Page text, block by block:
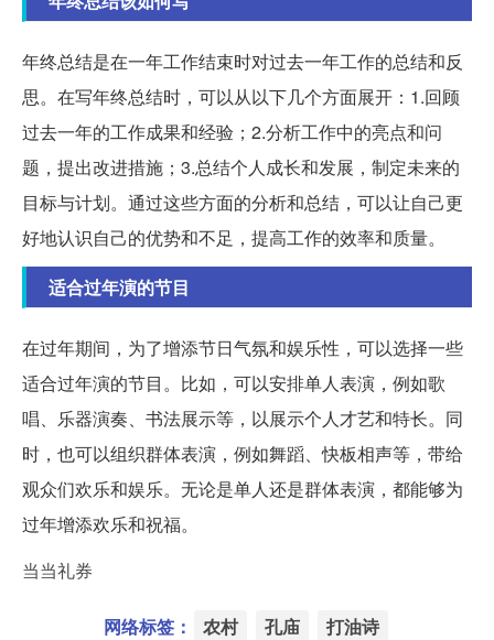
年终总结是在一年工作结束时对过去一年工作的总结和反
思。在写年终总结时，可以从以下几个方面展开：1.回顾
过去一年的工作成果和经验；2.分析工作中的亮点和问
题，提出改进措施；3.总结个人成长和发展，制定未来的
目标与计划。通过这些方面的分析和总结，可以让自己更
好地认识自己的优势和不足，提高工作的效率和质量。
适合过年演的节目
在过年期间，为了增添节日气氛和娱乐性，可以选择一些
适合过年演的节目。比如，可以安排单人表演，例如歌
唱、乐器演奏、书法展示等，以展示个人才艺和特长。同
时，也可以组织群体表演，例如舞蹈、快板相声等，带给
观众们欢乐和娱乐。无论是单人还是群体表演，都能够为
过年增添欢乐和祝福。
当当礼券
网络标签： 农村 孔庙 打油诗